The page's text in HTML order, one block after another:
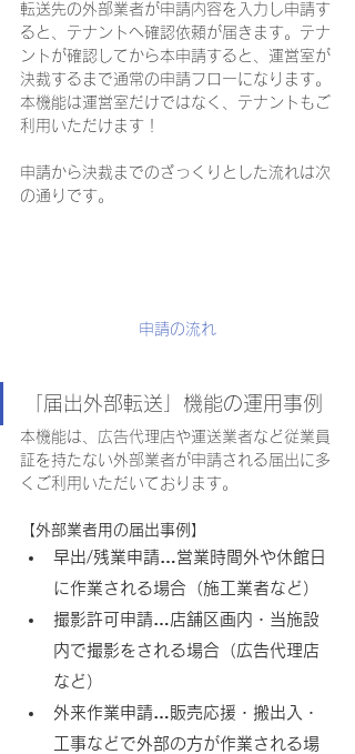
転送先の外部業者が申請内容を入力し申請す
ると、テナントへ確認依頼が届きます。テナ
ントが確認してから本申請すると、運営室が
決裁するまで通常の申請フローになります。
本機能は運営室だけではなく、テナントもご
利用いただけます！
申請から決裁までのざっくりとした流れは次
の通りです。
申請の流れ
「届出外部転送」機能の運用事例
本機能は、広告代理店や運送業者など従業員
証を持たない外部業者が申請される届出に多
くご利用いただいております。
【外部業者用の届出事例】
早出/残業申請…営業時間外や休館日
に作業される場合（施工業者など）
撮影許可申請…店舗区画内・当施設
内で撮影をされる場合（広告代理店
など）
外来作業申請…販売応援・搬出入・
工事などで外部の方が作業される場